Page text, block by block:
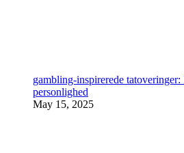
gambling-inspirerede
personlighed
May 15, 2025